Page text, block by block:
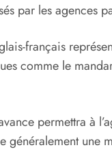
par les agences
français
comme le
permettra à
généralement